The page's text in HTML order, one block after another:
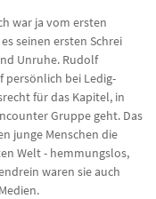
war ja vom ersten
seinen ersten Schrei
Unruhe. Rudolf
persönlich bei Ledig-
für das Kapitel, in
Gruppe geht. Das
junge Menschen die
Welt - hemmungslos,
waren sie auch